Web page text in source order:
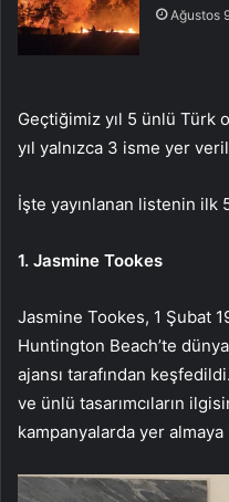
Ağustos
Geçtiğimiz yıl 5 ünlü Türk
yıl yalnızca 3 isme yer
İşte yayınlanan listenin ilk
1. Jasmine Tookes
Jasmine Tookes, 1 Şubat
Huntington Beach’te
ajansı tarafından
ve ünlü tasarımcıların
kampanyalarda yer almaya